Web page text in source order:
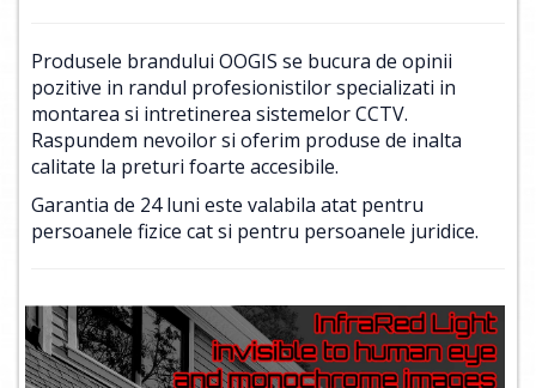
Produsele brandului OOGIS se bucura de opinii
pozitive in randul profesionistilor specializati in
montarea si intretinerea sistemelor CCTV.
Raspundem nevoilor si oferim produse de inalta
calitate la preturi foarte accesibile.
Garantia de 24 luni este valabila atat pentru
persoanele fizice cat si pentru persoanele juridice.